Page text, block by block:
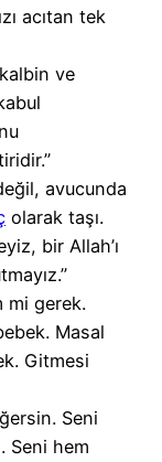
acıtan tek
ve
avucunda
olarak taşı.
bir Allah’ı
mi gerek.
Masal
Gitmesi
Seni
Seni hem